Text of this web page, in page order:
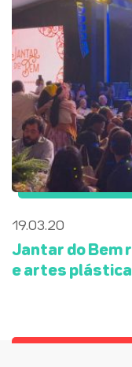
19.03.20
Jantar do Bem
e artes